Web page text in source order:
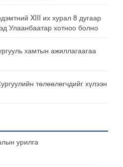
XIII их хурал 8 дугаар
Улаанбаатар хотноо болно
хамтын ажиллагаагаа
төлөөлөгчдийг хүлээн
урилга